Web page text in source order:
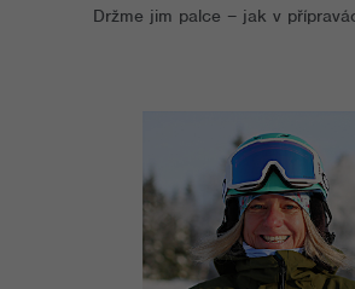
Držme jim palce – jak v